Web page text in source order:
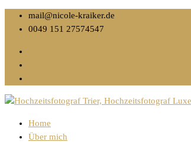
mail@nicole-kraiker.de
0049 151 27574547
Home
Über mich